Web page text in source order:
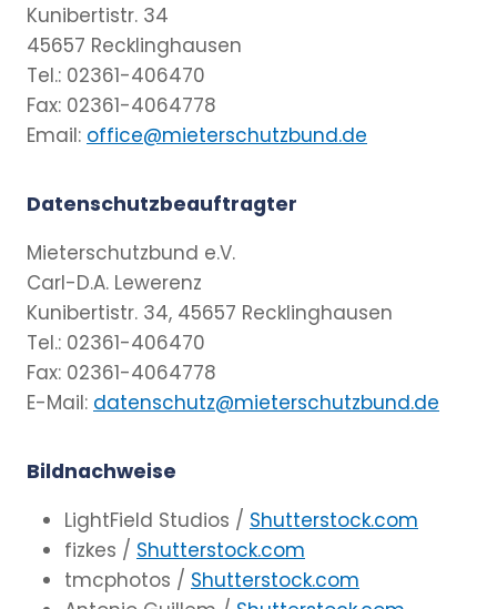
Kunibertistr. 34
45657 Recklinghausen
Tel.: 02361-406470
Fax: 02361-4064778
Email: office@mieterschutzbund.de
Datenschutzbeauftragter
Mieterschutzbund e.V.
Carl-D.A. Lewerenz
Kunibertistr. 34, 45657 Recklinghausen
Tel.: 02361-406470
Fax: 02361-4064778
E-Mail: datenschutz@mieterschutzbund.de
Bildnachweise
LightField Studios / Shutterstock.com
fizkes / Shutterstock.com
tmcphotos / Shutterstock.com